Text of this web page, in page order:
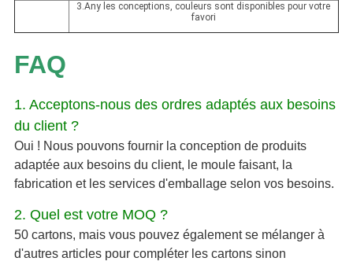
3.Any les conceptions, couleurs sont disponibles pour votre
favori
FAQ
1. Acceptons-nous des ordres adaptés aux besoins
du client ?
Oui ! Nous pouvons fournir la conception de produits
adaptée aux besoins du client, le moule faisant, la
fabrication et les services d'emballage selon vos besoins.
2. Quel est votre MOQ ?
50 cartons, mais vous pouvez également se mélanger à
d'autres articles pour compléter les cartons sinon